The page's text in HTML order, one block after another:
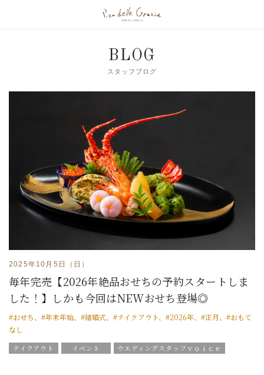
BLOG
スタッフブログ
2025年10月5日（日）
毎年完売【2026年絶品おせちの予約スタートしま
した！】しかも今回はNEWおせち登場◎
#おせち、#年末年始、#結婚式、#テイクアウト、#2026年、#正月、#おもて
なし
テイクアウト イベント
ウエディングスタッフｖｏｉｃｅ